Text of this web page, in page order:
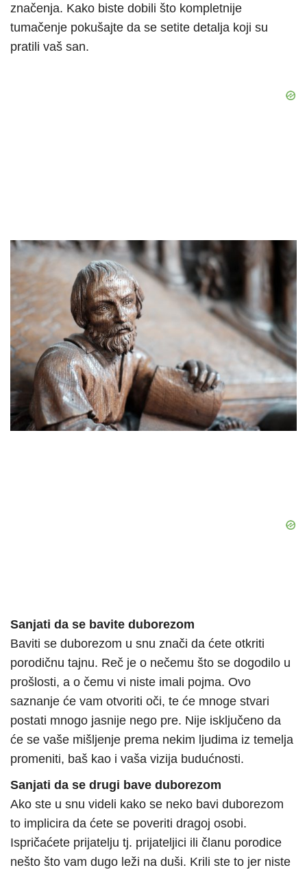
značenja. Kako biste dobili što kompletnije
tumačenje pokušajte da se setite detalja koji su
pratili vaš san.
Sanjati da se bavite duborezom
Baviti se duborezom u snu znači da ćete otkriti
porodičnu tajnu. Reč je o nečemu što se dogodilo u
prošlosti, a o čemu vi niste imali pojma. Ovo
saznanje će vam otvoriti oči, te će mnoge stvari
postati mnogo jasnije nego pre. Nije isključeno da
će se vaše mišljenje prema nekim ljudima iz temelja
promeniti, baš kao i vaša vizija budućnosti.
Sanjati da se drugi bave duborezom
Ako ste u snu videli kako se neko bavi duborezom
to implicira da ćete se poveriti dragoj osobi.
Ispričaćete prijatelju tj. prijateljici ili članu porodice
nešto što vam dugo leži na duši. Krili ste to jer niste